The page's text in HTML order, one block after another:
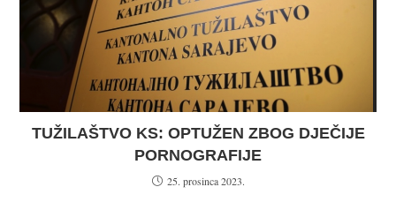
TUŽILAŠTVO KS: OPTUŽEN ZBOG DJEČIJE
PORNOGRAFIJE
25. prosinca 2023.